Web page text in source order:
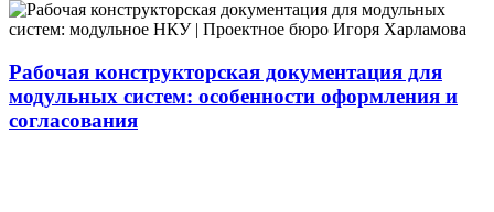
Рабочая конструкторская документация для
модульных систем: особенности оформления и
согласования